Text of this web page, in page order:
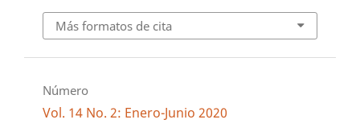
Más formatos de cita
Número
Vol. 14 No. 2: Enero-Junio 2020